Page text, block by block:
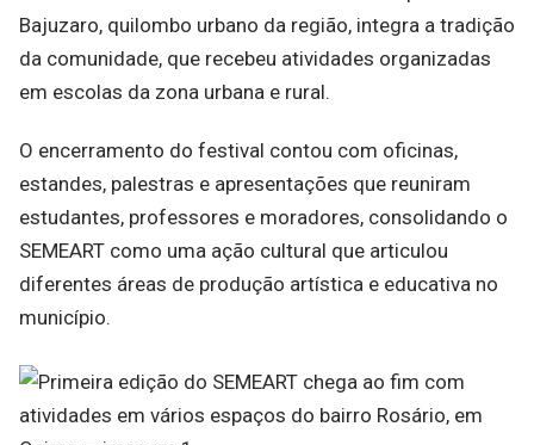
Bajuzaro, quilombo urbano da região, integra a tradição
da comunidade, que recebeu atividades organizadas
em escolas da zona urbana e rural.
O encerramento do festival contou com oficinas,
estandes, palestras e apresentações que reuniram
estudantes, professores e moradores, consolidando o
SEMEART como uma ação cultural que articulou
diferentes áreas de produção artística e educativa no
município.